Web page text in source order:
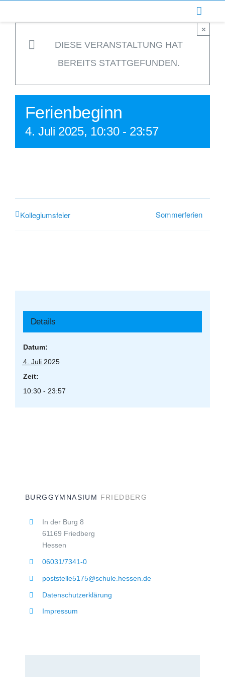
DIESE VERANSTALTUNG HAT
BEREITS STATTGEFUNDEN.
×
Ferienbeginn
4. Juli 2025, 10:30- 23:57
Kollegiumsfeier Sommerferien
Details
Datum:
4. Juli 2025
Zeit:
10:30 - 23:57
BURGGYMNASIUM FRIEDBERG
In der Burg 8
61169 Friedberg
Hessen
06031/7341-0
poststelle5175@schule.hessen.de
Datenschutzerklärung
Impressum